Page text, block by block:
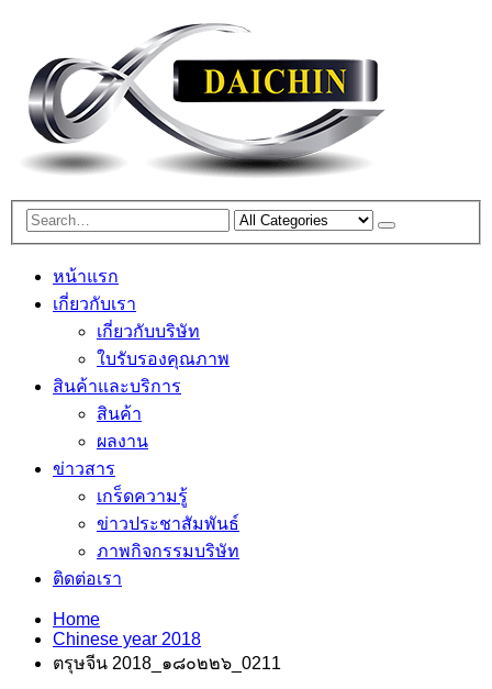
หน้าแรก
เกี่ยวกับเรา
เกี่ยวกับบริษัท
ใบรับรองคุณภาพ
สินค้าและบริการ
สินค้า
ผลงาน
ข่าวสาร
เกร็ดความรู้
ข่าวประชาสัมพันธ์
ภาพกิจกรรมบริษัท
ติดต่อเรา
Home
Chinese year 2018
ตรุษจีน 2018_๑๘๐๒๒๖_0211